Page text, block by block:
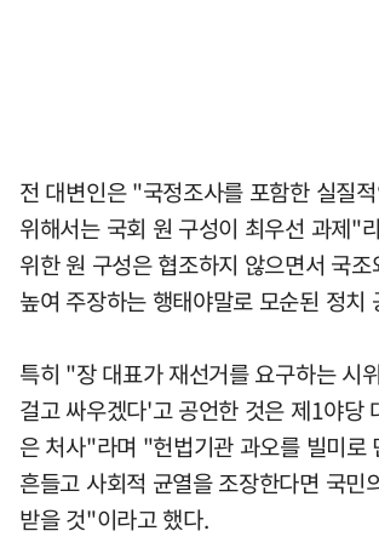
전 대변인은 "국정조사를 포함한 실질
위해서는 국회 원 구성이 최우선 과제"
위한 원 구성은 협조하지 않으면서 국
높여 주장하는 행태야말로 모순된 정치
특히 "장 대표가 재선거를 요구하는 시
걸고 싸우겠다'고 공언한 것은 제1야당
은 처사"라며 "헌법기관 과오를 빌미로
흔들고 사회적 균열을 조장한다면 국민
받을 것"이라고 했다.